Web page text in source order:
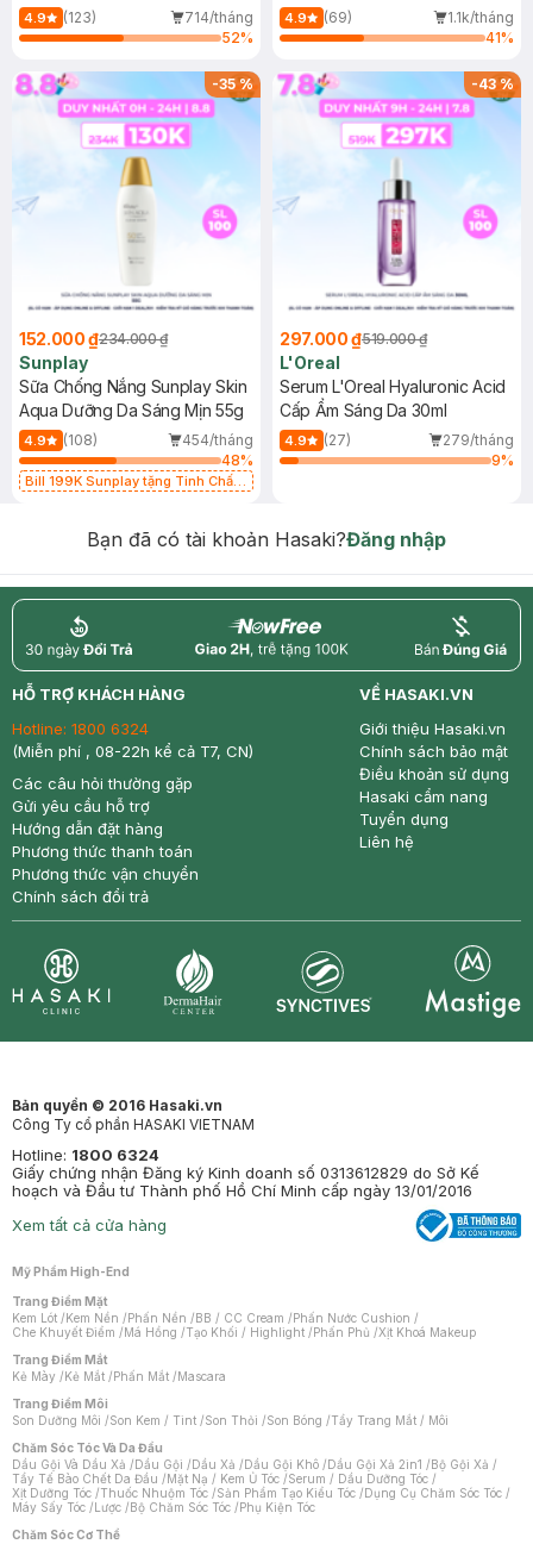
4.9 (123)
714/tháng
52%
(Mới)
4.9 (69)
1.1k/tháng
41%
-35%
152.000 ₫234.000 ₫
Sunplay
Sữa Chống Nắng Sunplay Skin
Aqua Dưỡng Da Sáng Mịn 55g
4.9 (108)
454/tháng
48%
Bill 199K Sunplay tặng Tinh Chất
-43%
297.000 ₫519.000 ₫
L'Oreal
Serum L'Oreal Hyaluronic Acid
Cấp Ẩm Sáng Da 30ml
4.9 (27)
279/tháng
9%
Bạn đã có tài khoản Hasaki?Đăng nhập
return nowfree price
HỖ TRỢ KHÁCH HÀNG
Hotline: 1800 6324
(Miễn phí , 08-22h kể cả T7, CN)
Các câu hỏi thường gặp
Gửi yêu cầu hỗ trợ
Hướng dẫn đặt hàng
Phương thức thanh toán
Phương thức vận chuyển
Chính sách đổi trả
VỀ HASAKI.VN
Giới thiệu Hasaki.vn
Chính sách bảo mật
Điều khoản sử dụng
Hasaki cẩm nang
Tuyển dụng
Liên hệ
Bản quyền © 2016 Hasaki.vn
Công Ty cổ phần HASAKI VIETNAM
Hotline: 1800 6324
Giấy chứng nhận Đăng ký Kinh doanh số 0313612829 do Sở Kế
hoạch và Đầu tư Thành phố Hồ Chí Minh cấp ngày 13/01/2016
Xem tất cả cửa hàng
Mỹ Phẩm High-End
Trang Điểm Mặt
Kem Lót /Kem Nền /Phấn Nền /BB / CC Cream /Phấn Nước Cushion /
Che Khuyết Điểm /Má Hồng /Tạo Khối / Highlight /Phấn Phủ /Xịt Khoá Makeup
Trang Điểm Mắt
Kẻ Mày /Kẻ Mắt /Phấn Mắt /Mascara
Trang Điểm Môi
Son Dưỡng Môi /Son Kem / Tint /Son Thỏi /Son Bóng /Tẩy Trang Mắt / Môi
Chăm Sóc Tóc Và Da Đầu
Dầu Gội Và Dầu Xả /Dầu Gội /Dầu Xả /Dầu Gội Khô /Dầu Gội Xả 2in1 /Bộ Gội Xả /
Tẩy Tế Bào Chết Da Đầu /Mặt Nạ / Kem Ủ Tóc /Serum / Dầu Dưỡng Tóc /
Xịt Dưỡng Tóc /Thuốc Nhuộm Tóc /Sản Phẩm Tạo Kiểu Tóc /Dụng Cụ Chăm Sóc Tóc /
Máy Sấy Tóc /Lược /Bộ Chăm Sóc Tóc /Phụ Kiện Tóc
Chăm Sóc Cơ Thể